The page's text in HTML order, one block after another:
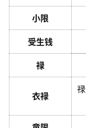
小限
受生钱
禄
衣禄